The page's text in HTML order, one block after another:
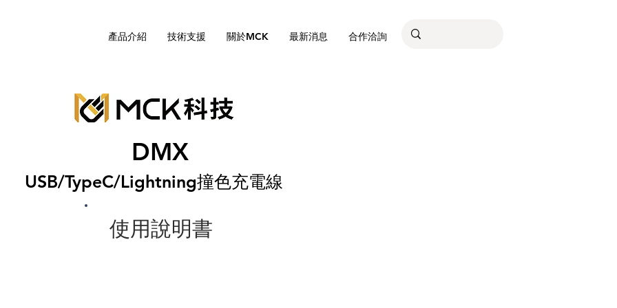
產品介紹 技術支援 關於MCK 最新消息 合作洽詢
DMX
USB/TypeC/Lightning撞色充電線
使用說明書